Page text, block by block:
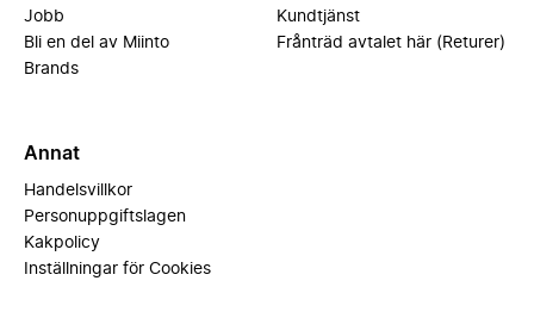
Jobb
Bli en del av Miinto
Brands
Kundtjänst
Frånträd avtalet här (Returer)
Annat
Handelsvillkor
Personuppgiftslagen
Kakpolicy
Inställningar för Cookies